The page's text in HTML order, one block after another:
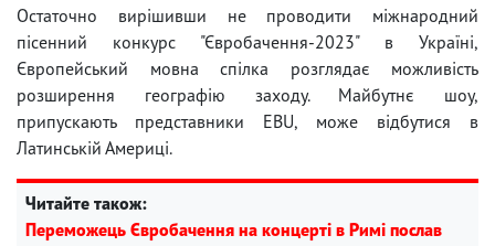
Остаточно вирішивши не проводити міжнародний
пісенний конкурс "Євробачення-2023" в Україні,
Європейський мовна спілка розглядає можливість
розширення географію заходу. Майбутнє шоу,
припускають представники EBU, може відбутися в
Латинській Америці.
Читайте також:
Переможець Євробачення на концерті в Римі послав